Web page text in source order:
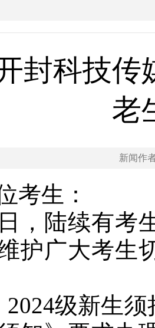
封科技传
老
新闻作
生：
陆续有考生
护广大考生
级新生须